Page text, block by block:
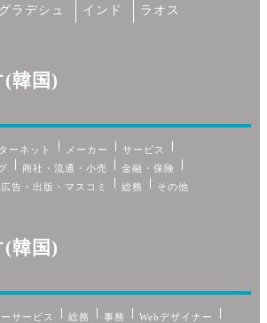
ラデシュ インド ラオス
韓国)
ーネット メーカー
サービス
商社・流通・小売
金融・保険
広告・出版・マスコミ 総務 その他
韓国)
サービス 総務 事務
Webデザイナー